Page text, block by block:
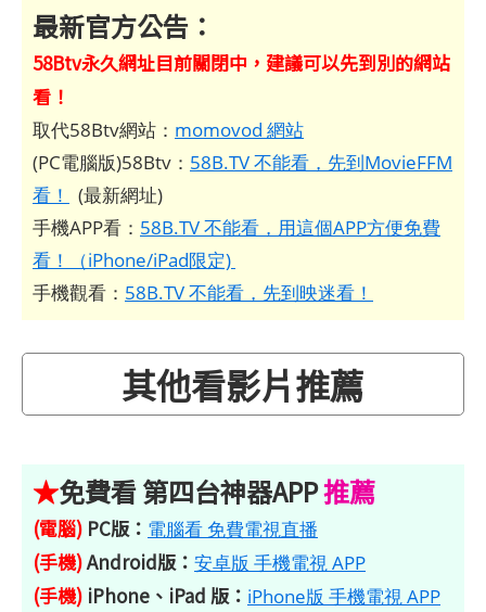
最新官方公告：
58Btv永久網址目前關閉中，建議可以先到別的網站
看！
取代58Btv網站： momovod 網站
(PC電腦版)58Btv： 58B.TV 不能看，先到MovieFFM
看！
(最新網址)
手機APP看： 58B.TV 不能看，用這個APP方便免費
看！（iPhone/iPad限定)
手機觀看： 58B.TV 不能看，先到映迷看！
其他看影片推薦
★免費看 第四台神器APP推薦
(電腦) PC版： 電腦看 免費電視直播
(手機)Android版： 安卓版 手機電視 APP
(手機) iPhone、iPad 版： iPhone版 手機電視 APP